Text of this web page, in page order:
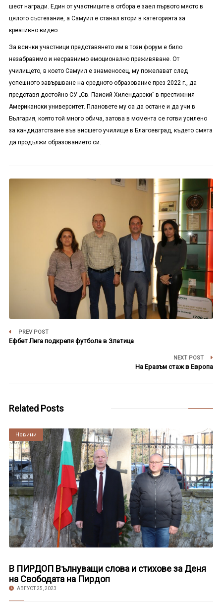
шест награди. Един от участниците в отбора е заел първото място в
цялото състезание, а Самуил е станал втори в категорията за
креативно видео.
За всички участници представянето им в този форум е било
незабравимо и несравнимо емоционално преживяване. От
училището, в което Самуил е знаменосец, му пожелават след
успешнотозавършване на средното образование през 2022 г., да
представя достойно СУ „Св. Паисий Хилендарски”в престижния
Американски университет. Плановете му са да остане и да учи в
България, която той много обича, затова в момента се готви усилено
за кандидатстване във висшето училище в Благоевград, където смята
да продължи образованието си.
PREV POST
Ефбет Лига подкрепя футбола в Златица
NEXT POST
На Еразъм стаж в Европа
Related Posts
Култура
Новини
В ПИРДОП Вълнуващи слова и стихове за Деня
на Свободата на Пирдоп
АВГУСТ 25, 2023